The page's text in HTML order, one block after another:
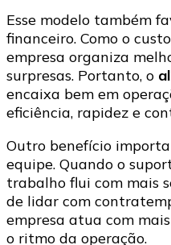
Esse modelo também
financeiro. Como o
empresa organiza
surpresas. Portanto, o
encaixa bem em
eficiência, rapidez e
Outro benefício
equipe. Quando o
trabalho flui com mais
de lidar com
empresa atua com
o ritmo da operação.